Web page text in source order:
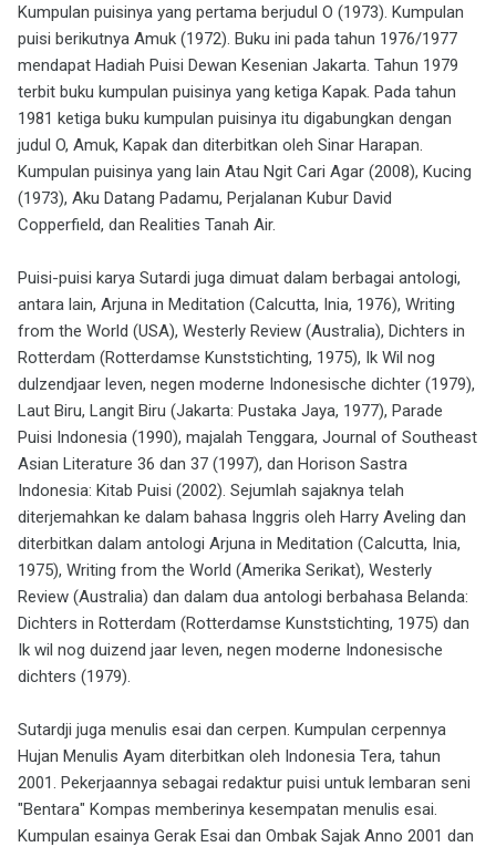
Kumpulan puisinya yang pertama berjudul O (1973). Kumpulan
puisi berikutnya Amuk (1972). Buku ini pada tahun 1976/1977
mendapat Hadiah Puisi Dewan Kesenian Jakarta. Tahun 1979
terbit buku kumpulan puisinya yang ketiga Kapak. Pada tahun
1981 ketiga buku kumpulan puisinya itu digabungkan dengan
judul O, Amuk, Kapak dan diterbitkan oleh Sinar Harapan.
Kumpulan puisinya yang lain Atau Ngit Cari Agar (2008), Kucing
(1973), Aku Datang Padamu, Perjalanan Kubur David
Copperfield, dan Realities Tanah Air.
Puisi-puisi karya Sutardi juga dimuat dalam berbagai antologi,
antara lain, Arjuna in Meditation (Calcutta, Inia, 1976), Writing
from the World (USA), Westerly Review (Australia), Dichters in
Rotterdam (Rotterdamse Kunststichting, 1975), Ik Wil nog
dulzendjaar leven, negen moderne Indonesische dichter (1979),
Laut Biru, Langit Biru (Jakarta: Pustaka Jaya, 1977), Parade
Puisi Indonesia (1990), majalah Tenggara, Journal of Southeast
Asian Literature 36 dan 37 (1997), dan Horison Sastra
Indonesia: Kitab Puisi (2002). Sejumlah sajaknya telah
diterjemahkan ke dalam bahasa Inggris oleh Harry Aveling dan
diterbitkan dalam antologi Arjuna in Meditation (Calcutta, Inia,
1975), Writing from the World (Amerika Serikat), Westerly
Review (Australia) dan dalam dua antologi berbahasa Belanda:
Dichters in Rotterdam (Rotterdamse Kunststichting, 1975) dan
Ik wil nog duizend jaar leven, negen moderne Indonesische
dichters (1979).
Sutardji juga menulis esai dan cerpen. Kumpulan cerpennya
Hujan Menulis Ayam diterbitkan oleh Indonesia Tera, tahun
2001. Pekerjaannya sebagai redaktur puisi untuk lembaran seni
"Bentara" Kompas memberinya kesempatan menulis esai.
Kumpulan esainya Gerak Esai dan Ombak Sajak Anno 2001 dan